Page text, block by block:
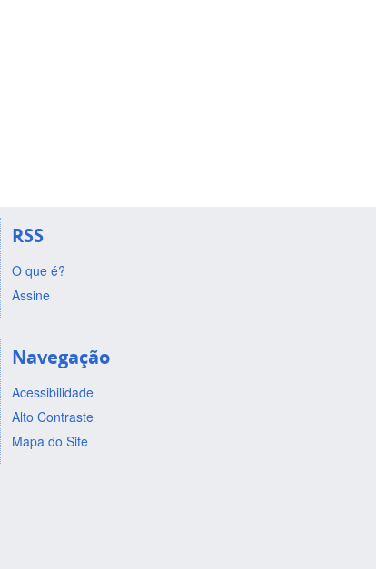
RSS
O que é?
Assine
Navegação
Acessibilidade
Alto Contraste
Mapa do Site